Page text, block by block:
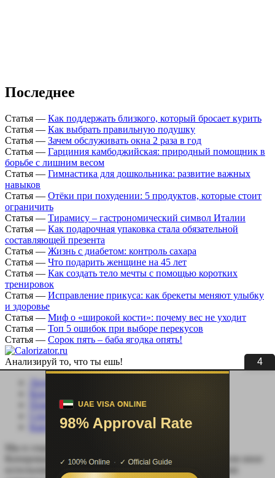
3
Последнее
Статья — Как поддержать близкого, который бросает курить
Статья — Как выбрать правильную подушку
Статья — Зачем обслуживать окна 2 раза в год
Статья — Гарциния камбоджийская: природный помощник в
борьбе с лишним весом
Статья — Гимнастика для дошкольника: развитие важных
навыков
Статья — Отёки при похудении: 5 продуктов, которые стоит
ограничить
Статья — Тирамису – гастрономический символ Италии
Статья — Как подарочная упаковка стала обязательной
составляющей презента
Статья — Жизнь с диабетом: контроль сахара
Статья — Что подарить женщине на 45 лет
Статья — Как создать тело мечты с помощью коротких
тренировок
Статья — Исправление прикуса: как брекеты меняют улыбку
и здоровье
Статья — Миф о «широкой кости»: почему вес не уходит
Статья — Топ 5 ошибок при выборе перекусов
Статья — Сорок пять – баба ягодка опять!
Анализируй то, что ты ешь!
Личный кабинет
Помощь сайту
Соцсети
Карта сайта
Мы в социальных сетях:
Копирование, перепечатка (целиком или частично) или иное